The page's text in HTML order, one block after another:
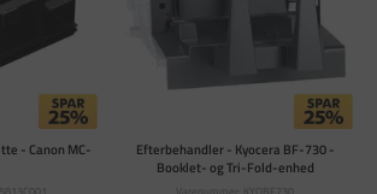
- Canon MC-
Efterbehandler - Kyocera BF-730 -
Booklet- og Tri-Fold-enhed
Varenummer: KYOBF730